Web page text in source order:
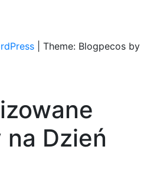
Theme: Blogpecos by
Dzień